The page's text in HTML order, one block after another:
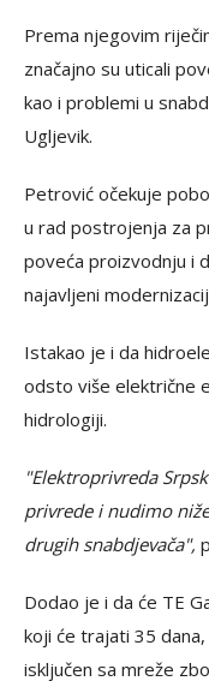
Prema njegovim
značajno su uticali
kao i problemi u
Ugljevik.
Petrović očekuje
u rad postrojenja za
poveća proizvodnju i
najavljeni
Istakao je i da
odsto više električne
hidrologiji.
"Elektroprivreda
privrede i nudimo
drugih snabdjevača",
Dodao je i da će TE
koji će trajati 35
isključen sa mreže